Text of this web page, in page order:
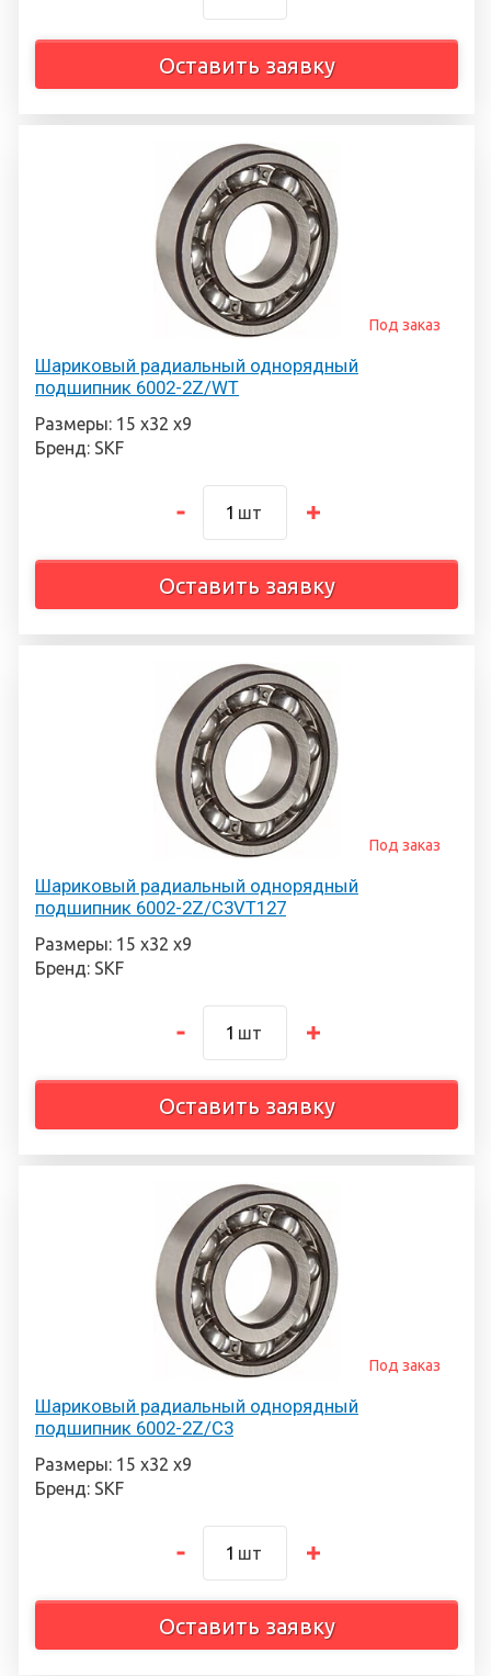
Оставить заявку
Шариковый радиальный однорядный
подшипник 6002-2Z/WT
Под заказ
Размеры: 15 х32 х9
Бренд: SKF
шт
Оставить заявку
Шариковый радиальный однорядный
подшипник 6002-2Z/C3VT127
Под заказ
Размеры: 15 х32 х9
Бренд: SKF
шт
Оставить заявку
Шариковый радиальный однорядный
подшипник 6002-2Z/C3
Под заказ
Размеры: 15 х32 х9
Бренд: SKF
шт
Оставить заявку